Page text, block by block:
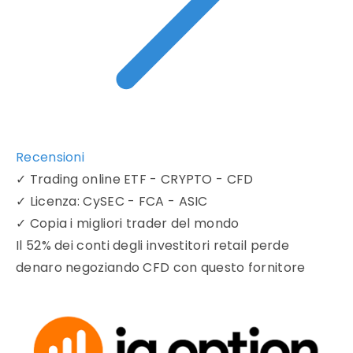
Recensioni
✓ Trading online ETF - CRYPTO - CFD
✓ Licenza: CySEC - FCA - ASIC
✓ Copia i migliori trader del mondo
Il 52% dei conti degli investitori retail perde
denaro negoziando CFD con questo fornitore